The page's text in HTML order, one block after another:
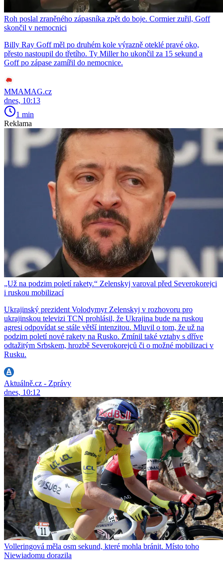
Roh poslal zraněného zápasníka zpět do boje. Cormier zuřil, Goff
skončil v nemocnici
Billy Ray Goff měl po druhém kole výrazně oteklé pravé oko,
přesto nastoupil do třetího. Ty Miller ho ukončil za 15 sekund a
Goff po zápase zamířil do nemocnice.
MMAMAG.cz
dnes, 10:13
1 min
Reklama
„Už na podzim poletí rakety.“ Zelenskyj varoval před Severokorejci
i ruskou mobilizací
Ukrajinský prezident Volodymyr Zelenskyj v rozhovoru pro
ukrajinskou televizi TCN prohlásil, že Ukrajina bude na ruskou
agresi odpovídat se stále větší intenzitou. Mluvil o tom, že už na
podzim poletí nové rakety na Rusko. Zmínil také vztahy s dříve
odtažitým Srbskem, hrozbě Severokorejců či o možné mobilizaci v
Rusku.
Aktuálně.cz - Zprávy
dnes, 10:12
Volleringová měla osm sekund, které mohla bránit. Místo toho
Niewiadomu dorazila